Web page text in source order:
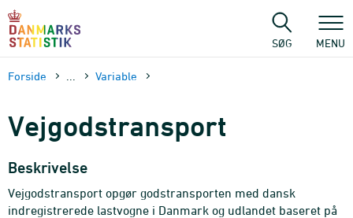
sidens
SØG MENU
Forside Variable
Vejgodstransport
Beskrivelse
Vejgodstransport opgør godstransporten med dansk
indregistrerede lastvogne i Danmark og udlandet baseret på